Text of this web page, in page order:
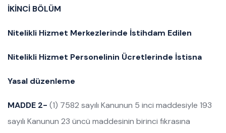
İKİNCİ BÖLÜM
Nitelikli Hizmet Merkezlerinde İstihdam Edilen
Nitelikli Hizmet Personelinin Ücretlerinde İstisna
Yasal düzenleme
MADDE 2- (1) 7582 sayılı Kanunun 5 inci maddesiyle 193
sayılı Kanunun 23 üncü maddesinin birinci fıkrasına